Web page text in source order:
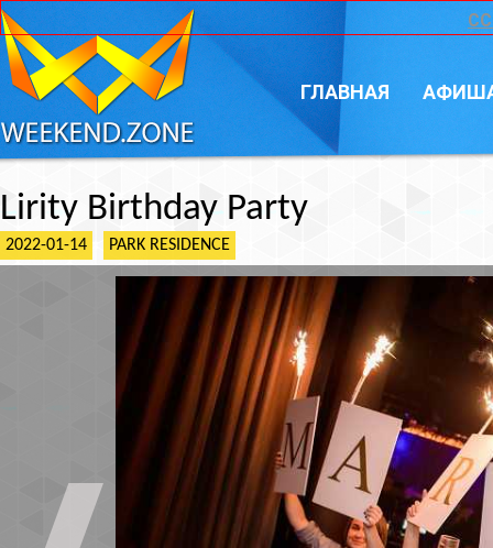
ГЛАВНАЯ
Lirity Birthday Party
2022-01-14 PARK RESIDENCE